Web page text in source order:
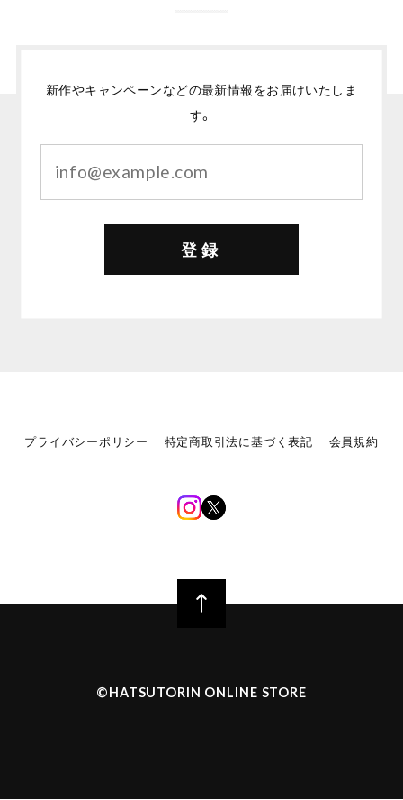
新作やキャンペーンなどの最新情報をお届けいたしま
す。
登録
プライバシーポリシー 特定商取引法に基づく表記 会員規約
©︎HATSUTORIN ONLINE STORE